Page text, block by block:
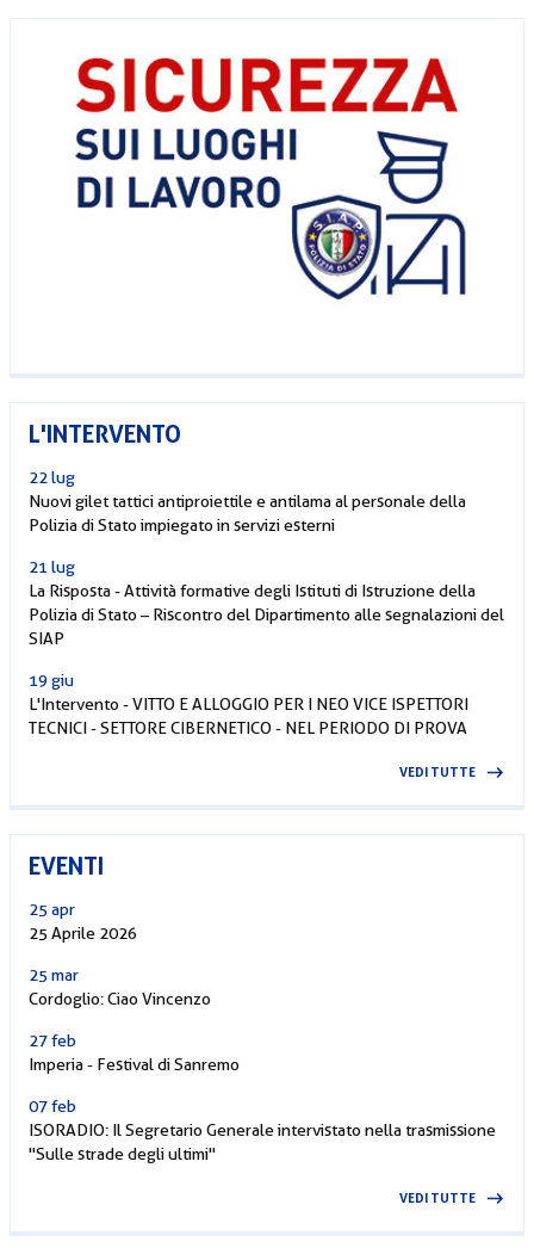
L'INTERVENTO
22 lug
Nuovi gilet tattici antiproiettile e antilama al personale della
Polizia di Stato impiegato in servizi esterni
21 lug
La Risposta - Attività formative degli Istituti di Istruzione della
Polizia di Stato – Riscontro del Dipartimento alle segnalazioni del
SIAP
19 giu
L'Intervento - VITTO E ALLOGGIO PER I NEO VICE ISPETTORI
TECNICI - SETTORE CIBERNETICO - NEL PERIODO DI PROVA
VEDI TUTTE
EVENTI
25 apr
25 Aprile 2026
25 mar
Cordoglio: Ciao Vincenzo
27 feb
Imperia - Festival di Sanremo
07 feb
ISORADIO: Il Segretario Generale intervistato nella trasmissione
"Sulle strade degli ultimi"
VEDI TUTTE